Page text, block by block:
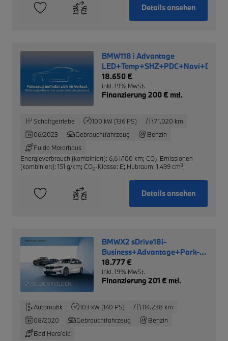
Details ansehen
BMW118 i Advantage
LED+Temp+SHZ+PDC+Navi+DAB
18.650 €
inkl. 19% MwSt.
Finanzierung 200 € mtl.
Schaltgetriebe 100 kW (136 PS)
71.020 km
06/2023
Gebrauchtfahrzeug
Benzin
Fulda Motorhaus
Energieverbrauch (kombiniert): 6,6 l/100 km; CO2-Emissionen
(kombiniert): 151 g/km; CO2-Klasse: E; Hubraum: 1.499 cm3;
Details ansehen
BMWX2 sDrive18i-
Business+Advantage+Park-
Assist+AHK+
18.777 €
inkl. 19% MwSt.
Finanzierung 201 € mtl.
Automatik 103 kW (140 PS)
114.238 km
08/2020
Gebrauchtfahrzeug
Benzin
Bad Hersfeld